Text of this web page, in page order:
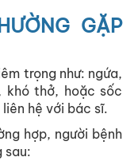
GẶP
trọng như: ngứa,
khó thở, hoặc sốc
hệ với bác sĩ.
hợp, người bệnh
sau: